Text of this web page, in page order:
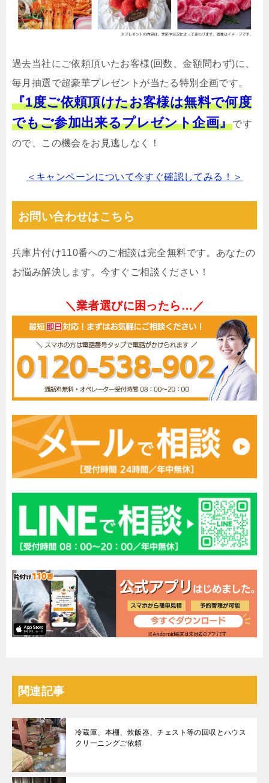
過去当社にご依頼頂いたお客様(回数、金額問わず)に、
毎月抽選で超豪華プレゼントが当たる特別企画です。
『1度ご依頼頂けたお客様は無料で何度
でもご参加出来るプレゼント企画』です
ので、この機会をお見逃しなく！
＜キャンペーンについて今すぐ確認してみる！＞
お問い合わせはこちら
兵庫片付け110番へのご相談は完全無料です。あなたの
お悩み解決します。今すぐご相談ください！
＼業者選びに困ったら…／
関連記事
冷蔵庫、本棚、炊飯器、チェスト等の回収とハウス
クリーニングご依頼